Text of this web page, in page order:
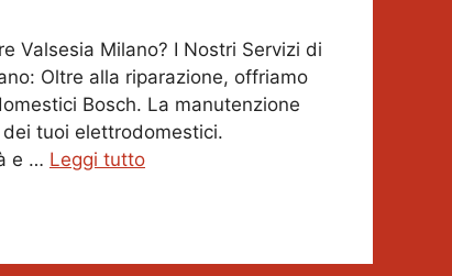
Valsesia Milano? I Nostri Servizi di
Oltre alla riparazione, offriamo
Bosch. La manutenzione
tuoi elettrodomestici.
e … Leggi tutto